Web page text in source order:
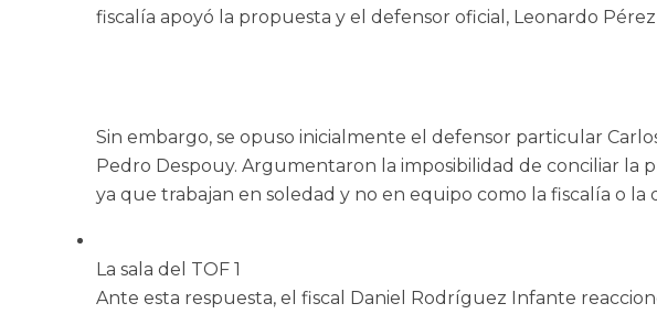
fiscalía apoyó la propuesta y el defensor oficial, Leonardo
Sin embargo, se opuso inicialmente el defensor particular
Pedro Despouy. Argumentaron la imposibilidad de conciliar la
ya que trabajan en soledad y no en equipo como la fiscalía o la
La sala del TOF 1
Ante esta respuesta, el fiscal Daniel Rodríguez Infante